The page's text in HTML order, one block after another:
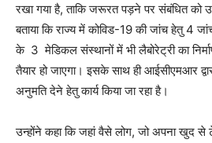
रखा गया है, ताकि जरूरत पड़ने पर संबंधित को
बताया कि राज्य में कोविड-19 की जांच हेतु 4
के 3 मेडिकल संस्थानों में भी लैबोरेट्री का
तैयार हो जाएगा। इसके साथ ही आईसीएमआर
अनुमति देने हेतु कार्य किया जा रहा है।
उन्होंने कहा कि जहां वैसे लोग, जो अपना खुद से